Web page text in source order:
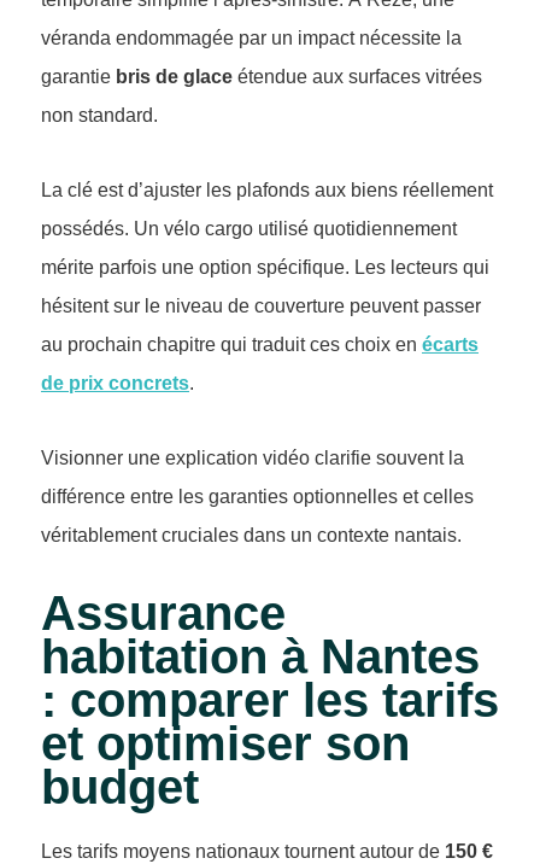
véranda endommagée par un impact nécessite la
garantie bris de glace étendue aux surfaces vitrées
non standard.
La clé est d’ajuster les plafonds aux biens réellement
possédés. Un vélo cargo utilisé quotidiennement
mérite parfois une option spécifique. Les lecteurs qui
hésitent sur le niveau de couverture peuvent passer
au prochain chapitre qui traduit ces choix en écarts
de prix concrets.
Visionner une explication vidéo clarifie souvent la
différence entre les garanties optionnelles et celles
véritablement cruciales dans un contexte nantais.
Assurance
habitation à Nantes
: comparer les tarifs
et optimiser son
budget
Les tarifs moyens nationaux tournent autour de 150 €